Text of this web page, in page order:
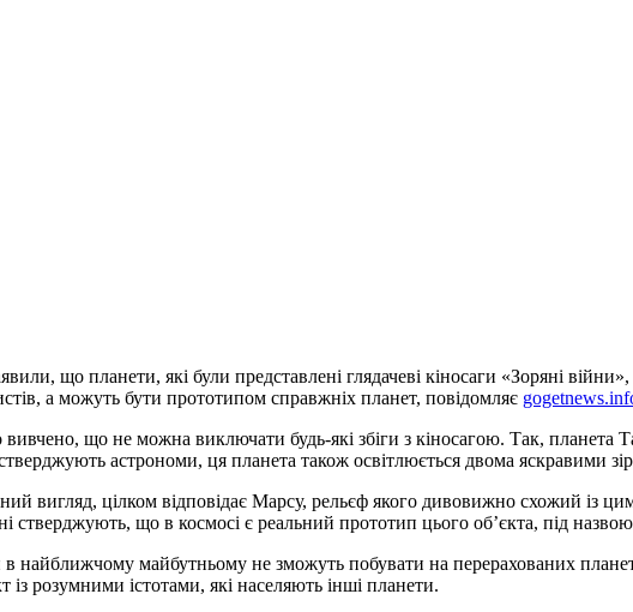
що планети, які були представлені глядачеві кіносаги «Зоряні
а можуть бути прототипом справжніх планет, повідомляє
що не можна виключати будь-які збіги з кіносагою. Так, планета
астрономи, ця планета також освітлюється двома яскравими
вигляд, цілком відповідає Марсу, рельєф якого дивовижно схожий із
стверджують, що в космосі є реальний прототип цього об’єкта, під
найближчому майбутньому не зможуть побувати на перерахованих
розумними істотами, які населяють інші планети.